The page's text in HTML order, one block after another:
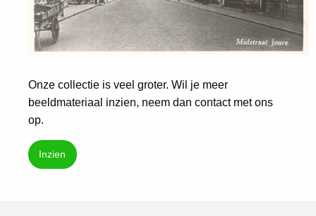
Onze collectie is veel groter. Wil je meer
beeldmateriaal inzien, neem dan contact met ons
op.
Inzien